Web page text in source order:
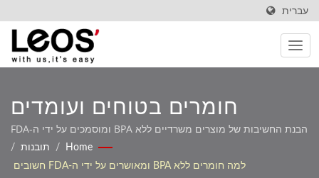
עברית
חומרים בטוחים ועומדים
בדרישות עבור ציוד משרדי ובית
ספר מודרני
הבנת החשיבות של מוצרים משרדיים ללא BPA ומוסמכים על ידי ה-FDA
עבור קונים מודעים לבריאות ועבור עמידה בדרישות רגולטוריות
Home
/ תובנות
/
למה חומרים ללא BPA ומאושרים על ידי ה-FDA חשובים